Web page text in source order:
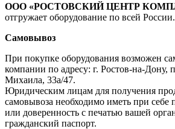
ООО «РОСТОВСКИЙ ЦЕНТР
отгружает оборудование по всей России.
Самовывоз
При покупке оборудования возможен
компании по адресу: г. Ростов-на-Дону,
Михаила, 33а/47.
Юридическим лицам для получения
самовывоза необходимо иметь при себе
или доверенность с печатью вашей
гражданский паспорт.